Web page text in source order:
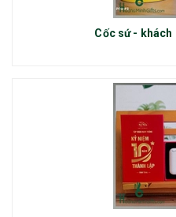
Cốc sứ -